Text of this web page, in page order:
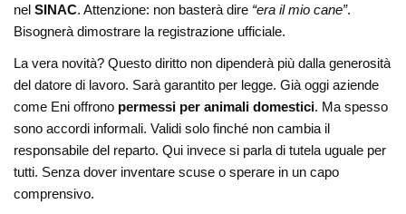
nelSINAC. Attenzione: non basterà dire “era il mio cane”.
Bisognerà dimostrare la registrazione ufficiale.
La vera novità? Questo diritto non dipenderà più dalla generosità
del datore di lavoro. Sarà garantito per legge. Già oggi aziende
come Eni offrono permessi per animali domestici. Ma spesso
sono accordi informali. Validi solo finché non cambia il
responsabile del reparto. Qui invece si parla di tutela uguale per
tutti. Senza dover inventare scuse o sperare in un capo
comprensivo.